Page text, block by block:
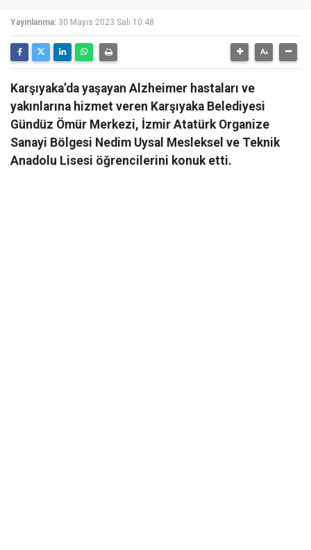
Yayınlanma: 30 Mayıs 2023 Salı 10:48
Karşıyaka’da yaşayan Alzheimer hastaları ve
yakınlarına hizmet veren Karşıyaka Belediyesi
Gündüz Ömür Merkezi, İzmir Atatürk Organize
Sanayi Bölgesi Nedim Uysal Mesleksel ve Teknik
Anadolu Lisesi öğrencilerini konuk etti.